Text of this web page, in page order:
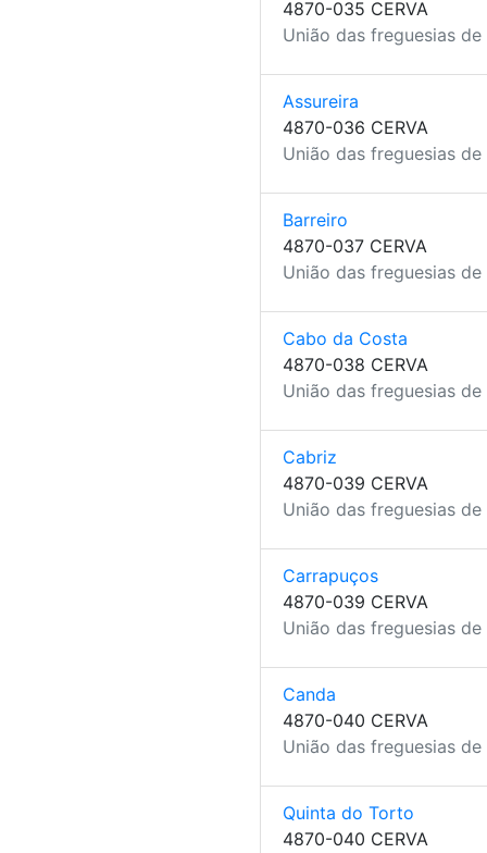
4870-035 CERVA
União das freguesias
Assureira
4870-036 CERVA
União das freguesias
Barreiro
4870-037 CERVA
União das freguesias
Cabo da Costa
4870-038 CERVA
União das freguesias
Cabriz
4870-039 CERVA
União das freguesias
Carrapuços
4870-039 CERVA
União das freguesias
Canda
4870-040 CERVA
União das freguesias
Quinta do Torto
4870-040 CERVA